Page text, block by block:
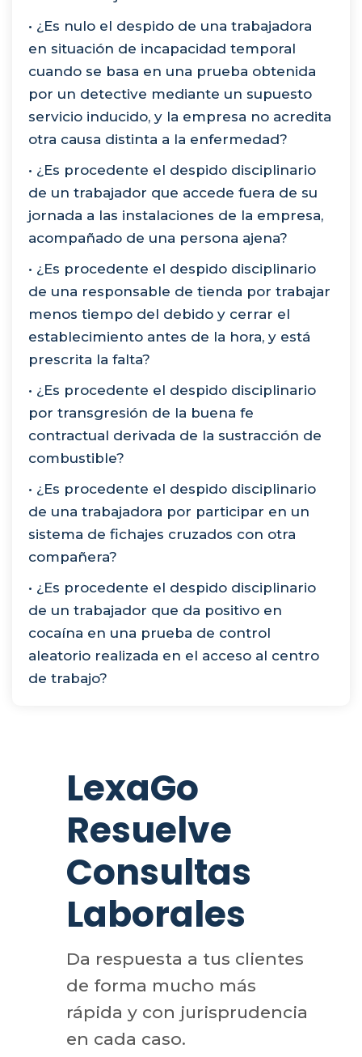
• ¿Es nulo el despido de una trabajadora
en situación de incapacidad temporal
cuando se basa en una prueba obtenida
por un detective mediante un supuesto
servicio inducido, y la empresa no acredita
otra causa distinta a la enfermedad?
• ¿Es procedente el despido disciplinario
de un trabajador que accede fuera de su
jornada a las instalaciones de la empresa,
acompañado de una persona ajena?
• ¿Es procedente el despido disciplinario
de una responsable de tienda por trabajar
menos tiempo del debido y cerrar el
establecimiento antes de la hora, y está
prescrita la falta?
• ¿Es procedente el despido disciplinario
por transgresión de la buena fe
contractual derivada de la sustracción de
combustible?
• ¿Es procedente el despido disciplinario
de una trabajadora por participar en un
sistema de fichajes cruzados con otra
compañera?
• ¿Es procedente el despido disciplinario
de un trabajador que da positivo en
cocaína en una prueba de control
aleatorio realizada en el acceso al centro
de trabajo?
LexaGo
Resuelve
Consultas
Laborales
Da respuesta a tus clientes
de forma mucho más
rápida y con jurisprudencia
en cada caso.